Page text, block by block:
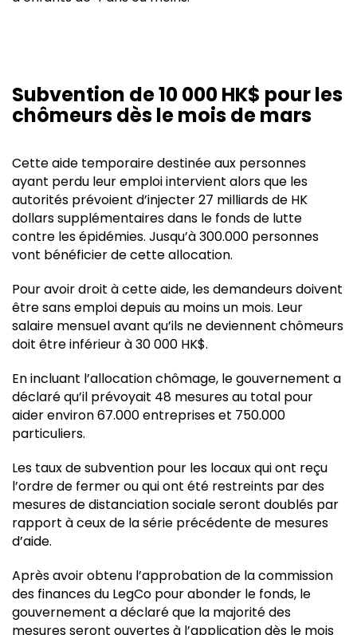
Subvention de 10 000 HK$ pour les
chômeurs dès le mois de mars
Cette aide temporaire destinée aux personnes
ayant perdu leur emploi intervient alors que les
autorités prévoient d’injecter 27 milliards de HK
dollars supplémentaires dans le fonds de lutte
contre les épidémies. Jusqu’à 300.000 personnes
vont bénéficier de cette allocation.
Pour avoir droit à cette aide, les demandeurs doivent
être sans emploi depuis au moins un mois. Leur
salaire mensuel avant qu’ils ne deviennent chômeurs
doit être inférieur à 30 000 HK$.
En incluant l’allocation chômage, le gouvernement a
déclaré qu’il prévoyait 48 mesures au total pour
aider environ 67.000 entreprises et 750.000
particuliers.
Les taux de subvention pour les locaux qui ont reçu
l’ordre de fermer ou qui ont été restreints par des
mesures de distanciation sociale seront doublés par
rapport à ceux de la série précédente de mesures
d’aide.
Après avoir obtenu l’approbation de la commission
des finances du LegCo pour abonder le fonds, le
gouvernement a déclaré que la majorité des
mesures seront ouvertes à l’application dès le mois